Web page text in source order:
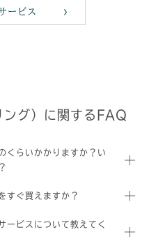
ービス
ング）に関するFAQ
くらいかかりますか？い
すぐ買えますか？
ービスについて教えてく